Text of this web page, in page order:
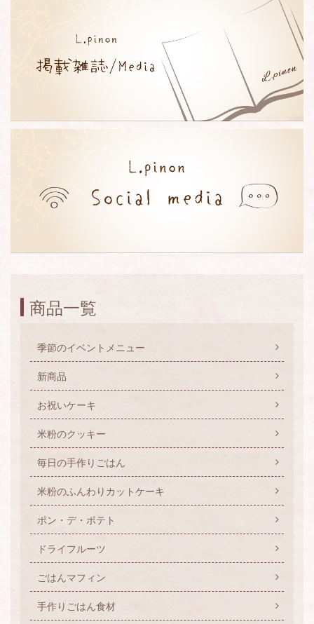
商品一覧
季節のイベントメニュー
新商品
お祝いケーキ
米粉のクッキー
毎日の手作りごはん
米粉のふんわりカットケーキ
ポン・デ・ポテト
ドライフルーツ
ごはんマフィン
手作りごはん食材